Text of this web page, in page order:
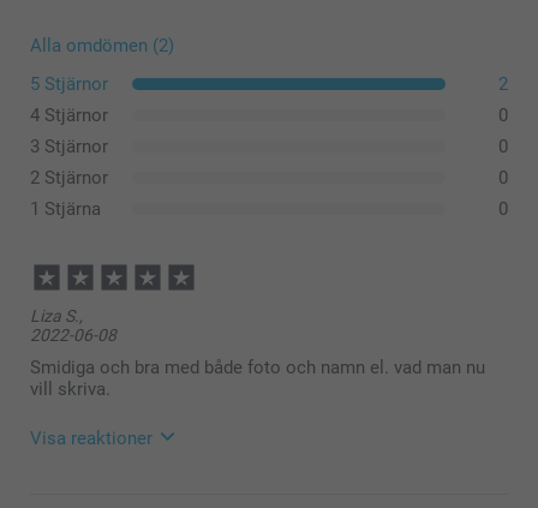
Alla omdömen (2)
5 Stjärnor
2
4 Stjärnor
0
3 Stjärnor
0
2 Stjärnor
0
1 Stjärna
0
Liza S.,
2022-06-08
Smidiga och bra med både foto och namn el. vad man nu
vill skriva.
Visa reaktioner